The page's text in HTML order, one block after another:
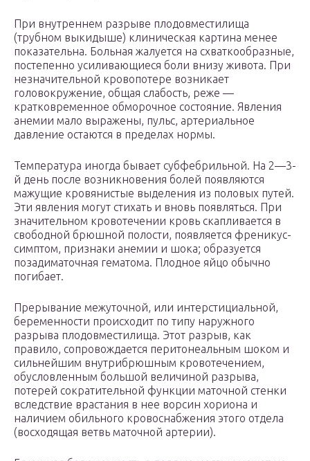
При внутреннем разрыве плодовместилища
(трубном выкидыше) клиническая картина менее
показательна. Больная жалуется на схваткообразные,
постепенно усиливающиеся боли внизу живота. При
незначительной кровопотере возникает
головокружение, общая слабость, реже —
кратковременное обморочное состояние. Явления
анемии мало выражены, пульс, артериальное
давление остаются в пределах нормы.
Температура иногда бывает субфебрильной. На 2—3-
й день после возникновения болей появляются
мажущие кровянистые выделения из половых путей.
Эти явления могут стихать и вновь появляться. При
значительном кровотечении кровь скапливается в
свободной брюшной полости, появляется френикус-
симптом, признаки анемии и шока; образуется
позадиматочная гематома. Плодное яйцо обычно
погибает.
Прерывание межуточной, или интерстициальной,
беременности происходит по типу наружного
разрыва плодовместилища. Этот разрыв, как
правило, сопровождается перитонеальным шоком и
сильнейшим внутрибрюшным кровотечением,
обусловленным большой величиной разрыва,
потерей сократительной функции маточной стенки
вследствие врастания в нее ворсин хориона и
наличием обильного кровоснабжения этого отдела
(восходящая ветвь маточной артерии).